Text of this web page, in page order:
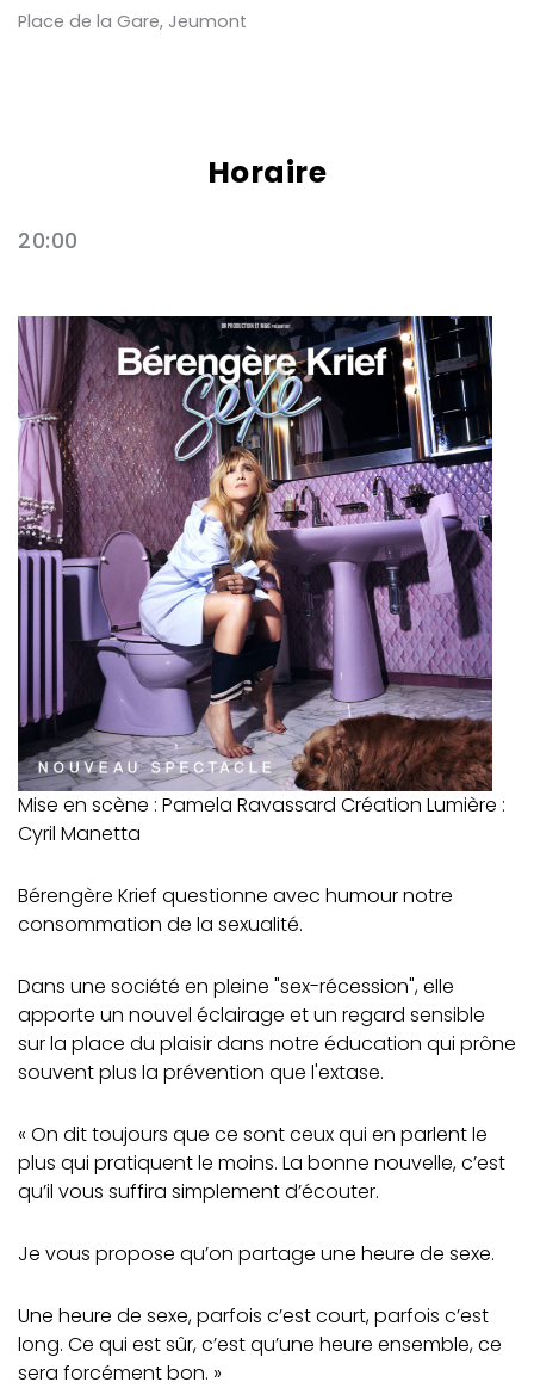
Place de la Gare, Jeumont
Horaire
20:00
Mise en scène : Pamela Ravassard Création Lumière :
Cyril Manetta
Bérengère Krief questionne avec humour notre
consommation de la sexualité.
Dans une société en pleine "sex-récession", elle
apporte un nouvel éclairage et un regard sensible
sur la place du plaisir dans notre éducation qui prône
souvent plus la prévention que l'extase.
« On dit toujours que ce sont ceux qui en parlent le
plus qui pratiquent le moins. La bonne nouvelle, c’est
qu’il vous suffira simplement d’écouter.
Je vous propose qu’on partage une heure de sexe.
Une heure de sexe, parfois c’est court, parfois c’est
long. Ce qui est sûr, c’est qu’une heure ensemble, ce
sera forcément bon. »